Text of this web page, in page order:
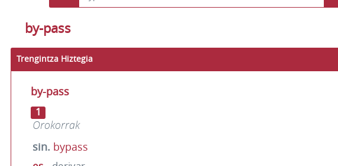
by-pass
Trengintza Hiztegia
by-pass
1
Orokorrak
sin. bypass